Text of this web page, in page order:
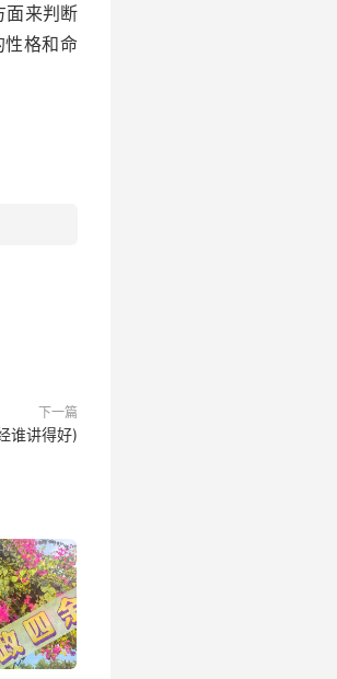
面来判断
性格和命
下一篇
谁讲得好)